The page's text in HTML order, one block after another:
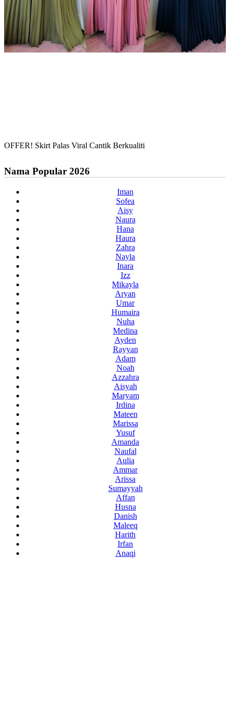
OFFER! Skirt Palas Viral Cantik Berkualiti
Nama Popular 2026
Iman
Sofea
Aisy
Naura
Hana
Haura
Zahra
Nayla
Inara
Izz
Mikayla
Aryan
Umar
Humaira
Nuha
Medina
Ayden
Rayyan
Adam
Noah
Azzahra
Aisyah
Maryam
Irdina
Mateen
Marissa
Yusuf
Amanda
Naufal
Aulia
Ammar
Arissa
Sumayyah
Affan
Husna
Danish
Maleeq
Harith
Irfan
Anaqi